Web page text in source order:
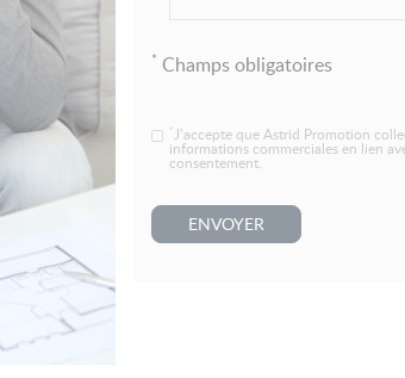
* Champs obligatoires
* J’accepte que Astrid Promotion
informations commerciales en lien
consentement.
ENVOYER